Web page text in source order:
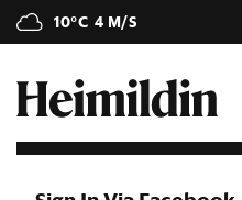
10°C 4 M/S